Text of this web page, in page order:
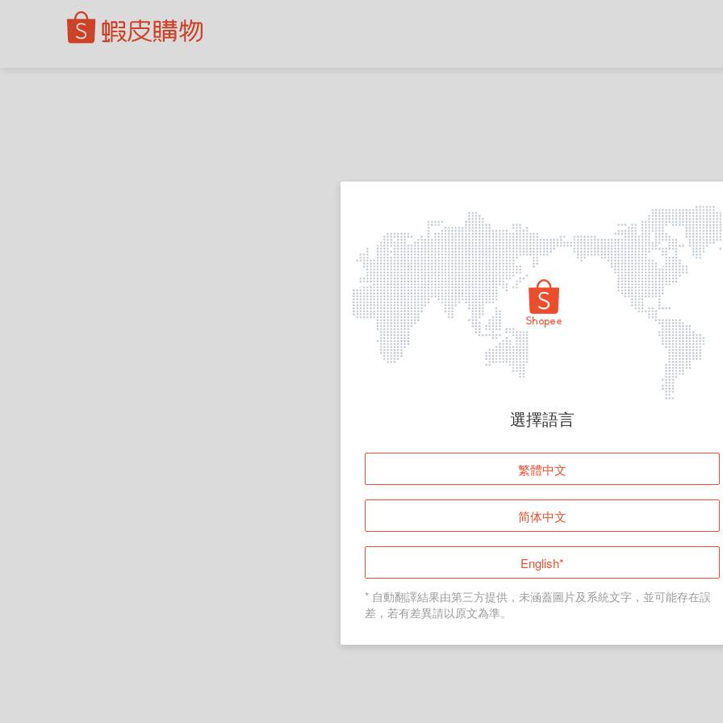
頁面無法顯示
登入
返回首頁
選擇語言
繁體中文
简体中文
English*
* 自動翻譯結果由第三方提供，未涵蓋圖片及系統文字，並可能存在誤
差，若有差異請以原文為準。